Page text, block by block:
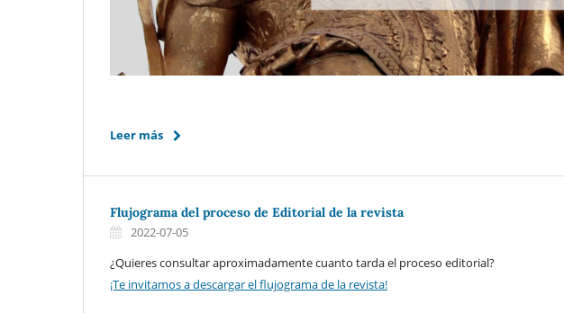
Leer más
Flujograma del proceso de Editorial de la revista
2022-07-05
¿Quieres consultar aproximadamente cuanto tarda el proceso editorial?
¡Te invitamos a descargar el flujograma de la revista!